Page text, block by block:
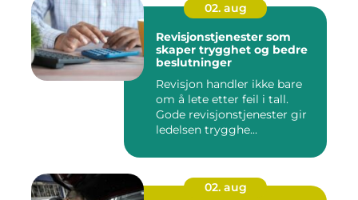
02. aug
Revisjonstjenester som
skaper trygghet og bedre
beslutninger
Revisjon handler ikke bare
om å lete etter feil i tall.
Gode revisjonstjenester gir
ledelsen trygghe...
02. aug